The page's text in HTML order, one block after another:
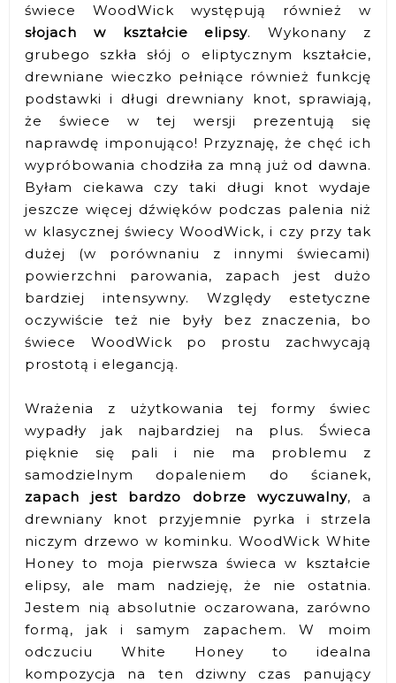
świece WoodWick występują również w
słojach w kształcie elipsy. Wykonany z
grubego szkła słój o eliptycznym kształcie,
drewniane wieczko pełniące również funkcję
podstawki i długi drewniany knot, sprawiają,
że świece w tej wersji prezentują się
naprawdę imponująco! Przyznaję, że chęć ich
wypróbowania chodziła za mną już od dawna.
Byłam ciekawa czy taki długi knot wydaje
jeszcze więcej dźwięków podczas palenia niż
w klasycznej świecy WoodWick, i czy przy tak
dużej (w porównaniu z innymi świecami)
powierzchni parowania, zapach jest dużo
bardziej intensywny. Względy estetyczne
oczywiście też nie były bez znaczenia, bo
świece WoodWick po prostu zachwycają
prostotą i elegancją.
Wrażenia z użytkowania tej formy świec
wypadły jak najbardziej na plus. Świeca
pięknie się pali i nie ma problemu z
samodzielnym dopaleniem do ścianek,
zapach jest bardzo dobrze wyczuwalny, a
drewniany knot przyjemnie pyrka i strzela
niczym drzewo w kominku. WoodWick White
Honey to moja pierwsza świeca w kształcie
elipsy, ale mam nadzieję, że nie ostatnia.
Jestem nią absolutnie oczarowana, zarówno
formą, jak i samym zapachem. W moim
odczuciu White Honey to idealna
kompozycja na ten dziwny czas panujący